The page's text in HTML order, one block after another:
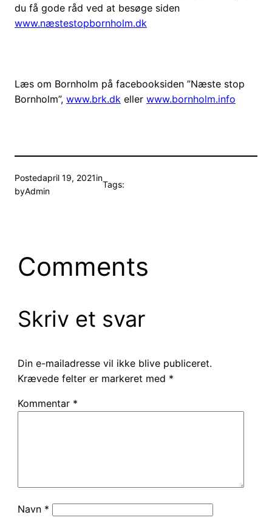
du få gode råd ved at besøge siden
www.næstestopbornholm.dk
Læs om Bornholm på facebooksiden ”Næste stop
Bornholm”, www.brk.dk eller www.bornholm.info
Postedapril 19, 2021in
byAdmin
Tags:
Comments
Skriv et svar
Din e-mailadresse vil ikke blive publiceret.
Krævede felter er markeret med *
Kommentar *
Navn *